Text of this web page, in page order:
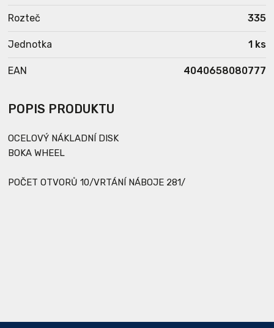
Rozteč 335
Jednotka 1 ks
EAN 4040658080777
POPIS PRODUKTU
OCELOVÝ NÁKLADNÍ DISK
BOKA WHEEL
POČET OTVORŮ 10/VRTÁNÍ NÁBOJE 281/